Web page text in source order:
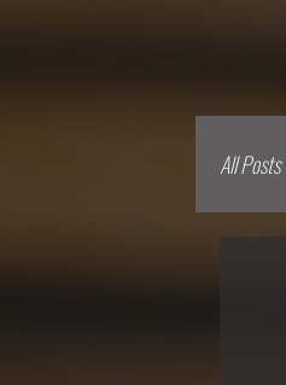
All Posts